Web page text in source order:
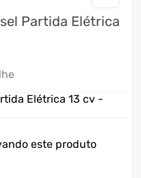
Partida Elétrica
este produto